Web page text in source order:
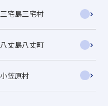
三宅島三宅村
八丈島八丈町
小笠原村